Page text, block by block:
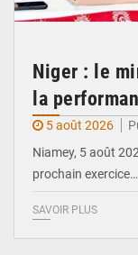
Niger : le
la
5 août 2026
Niamey, 5 août
prochain exercice…
SAVOIR PLUS